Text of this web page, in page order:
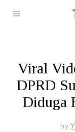
Viral
DPRD
Diduga
by